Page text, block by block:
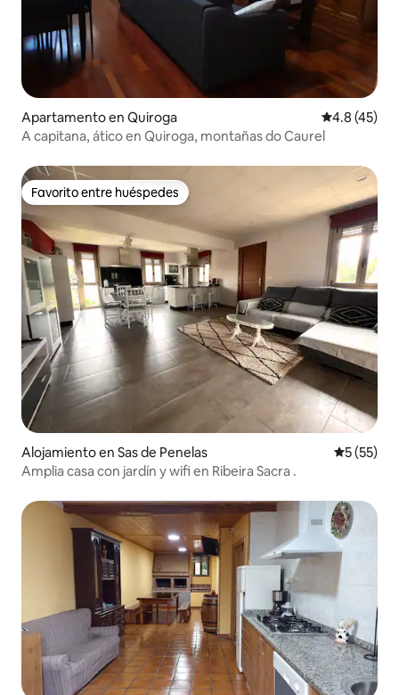
Apartamento en Quiroga Calificación
4.8 (45)
A capitana, ático en Quiroga, montañas do Caurel
Favorito entre huéspedes
Favorito entre huéspedes
Alojamiento en Sas de Penelas
5 (55)
Amplia casa con jardín y wifi en Ribeira Sacra .